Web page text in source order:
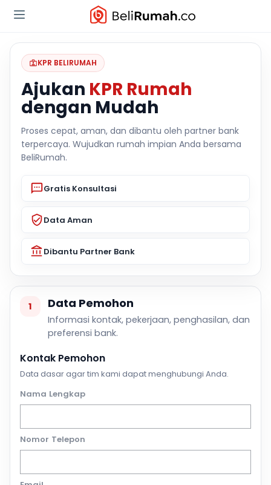
KPR BELIRUMAH
Ajukan KPR Rumah
dengan Mudah
Proses cepat, aman, dan dibantu oleh partner bank
terpercaya. Wujudkan rumah impian Anda bersama
BeliRumah.
Gratis Konsultasi
Data Aman
Dibantu Partner Bank
1 Data Pemohon
Informasi kontak, pekerjaan, penghasilan, dan
preferensi bank.
Kontak Pemohon
Data dasar agar tim kami dapat menghubungi Anda.
Nama Lengkap
Nomor Telepon